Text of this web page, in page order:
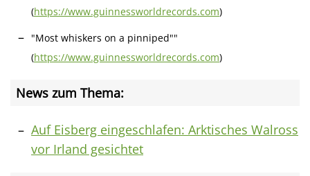
(https://www.guinnessworldrecords.com)
"Most whiskers on a pinniped""
(https://www.guinnessworldrecords.com)
News zum Thema:
Auf Eisberg eingeschlafen: Arktisches Walross
vor Irland gesichtet